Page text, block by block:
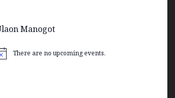
Manogot
There are no upcoming events.